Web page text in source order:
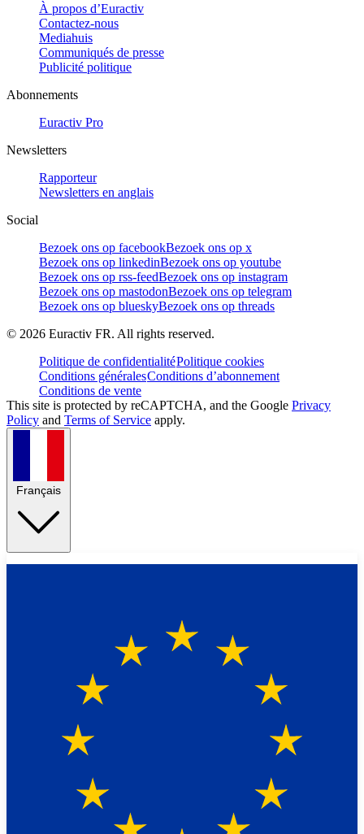
À propos d’Euractiv
Contactez-nous
Mediahuis
Communiqués de presse
Publicité politique
Abonnements
Euractiv Pro
Newsletters
Rapporteur
Newsletters en anglais
Social
Bezoek ons op facebookBezoek ons op x
Bezoek ons op linkedinBezoek ons op youtube
Bezoek ons op rss-feedBezoek ons op instagram
Bezoek ons op mastodonBezoek ons op telegram
Bezoek ons op blueskyBezoek ons op threads
© 2026 Euractiv FR. All rights reserved.
Politique de confidentialitéPolitique cookies
Conditions généralesConditions d’abonnement
Conditions de vente
This site is protected by reCAPTCHA, and the Google Privacy
Policy and Terms of Service apply.
Français